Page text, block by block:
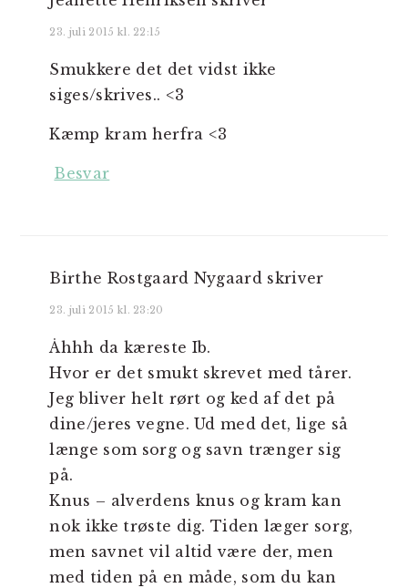
23. juli 2015 kl. 22:15
Smukkere det det vidst ikke
siges/skrives.. <3
Kæmp kram herfra <3
Besvar
Birthe Rostgaard Nygaard skriver
23. juli 2015 kl. 23:20
Åhhh da kæreste Ib.
Hvor er det smukt skrevet med tårer.
Jeg bliver helt rørt og ked af det på
dine/jeres vegne. Ud med det, lige så
længe som sorg og savn trænger sig
på.
Knus – alverdens knus og kram kan
nok ikke trøste dig. Tiden læger sorg,
men savnet vil altid være der, men
med tiden på en måde, som du kan